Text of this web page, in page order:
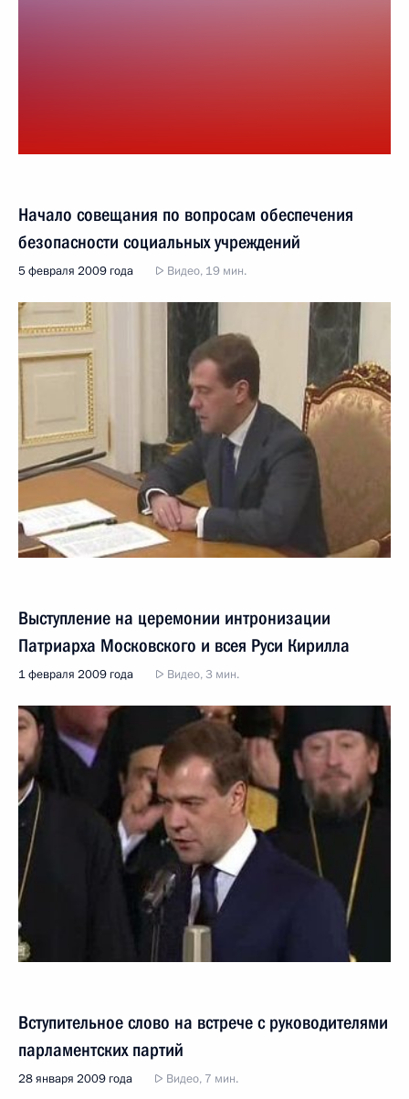
Начало совещания по вопросам обеспечения
безопасности социальных учреждений
5 февраля 2009 года Видео, 19 мин.
Выступление на церемонии интронизации
Патриарха Московского и всея Руси Кирилла
1 февраля 2009 года Видео, 3 мин.
Вступительное слово на встрече с руководителями
парламентских партий
28 января 2009 года Видео, 7 мин.